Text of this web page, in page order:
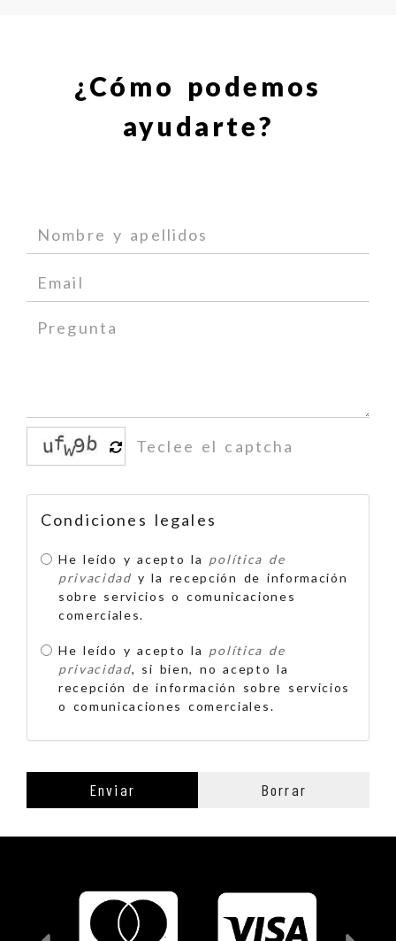
¿Cómo podemos
ayudarte?
Condiciones legales
He leído y acepto la política de
privacidad y la recepción de información
sobre servicios o comunicaciones
comerciales.
He leído y acepto la política de
privacidad, si bien, no acepto la
recepción de información sobre servicios
o comunicaciones comerciales.
Enviar Borrar